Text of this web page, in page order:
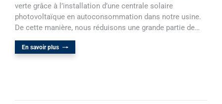
verte grâce à l’installation d’une centrale solaire
photovoltaïque en autoconsommation dans notre usine.
De cette manière, nous réduisons une grande partie de…
En savoir plus